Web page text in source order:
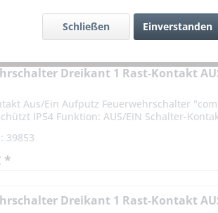
Dreikant 1 Rast-Kontakt
Aus/Ein Aufputz Feuerwehrschalter
IP54 Funktion: AUS/EIN Schalter-
39853
*
Dreikant 1 Rast-Kontakt
Einverstanden
Schließen